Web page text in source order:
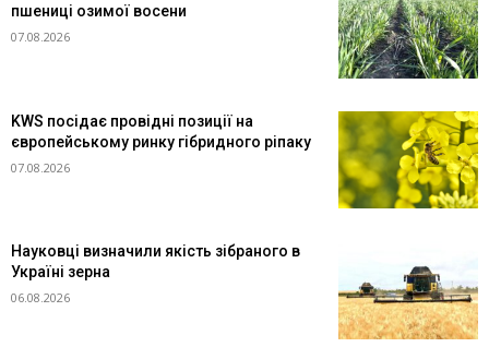
пшениці озимої восени
07.08.2026
KWS посідає провідні позиції на
європейському ринку гібридного ріпаку
07.08.2026
Науковці визначили якість зібраного в
Україні зерна
06.08.2026